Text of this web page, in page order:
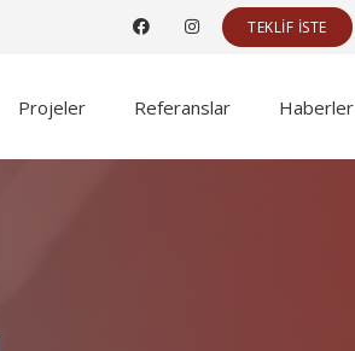
TEKLIF İSTE
Projeler Referanslar Haberler